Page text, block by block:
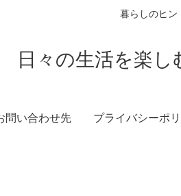
暮らしのヒン
日々の生活を楽し
問い合わせ先